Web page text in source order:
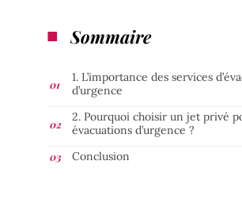
Sommaire
1. L’importance des services
d’urgence
2. Pourquoi choisir un jet privé
évacuations d’urgence ?
Conclusion